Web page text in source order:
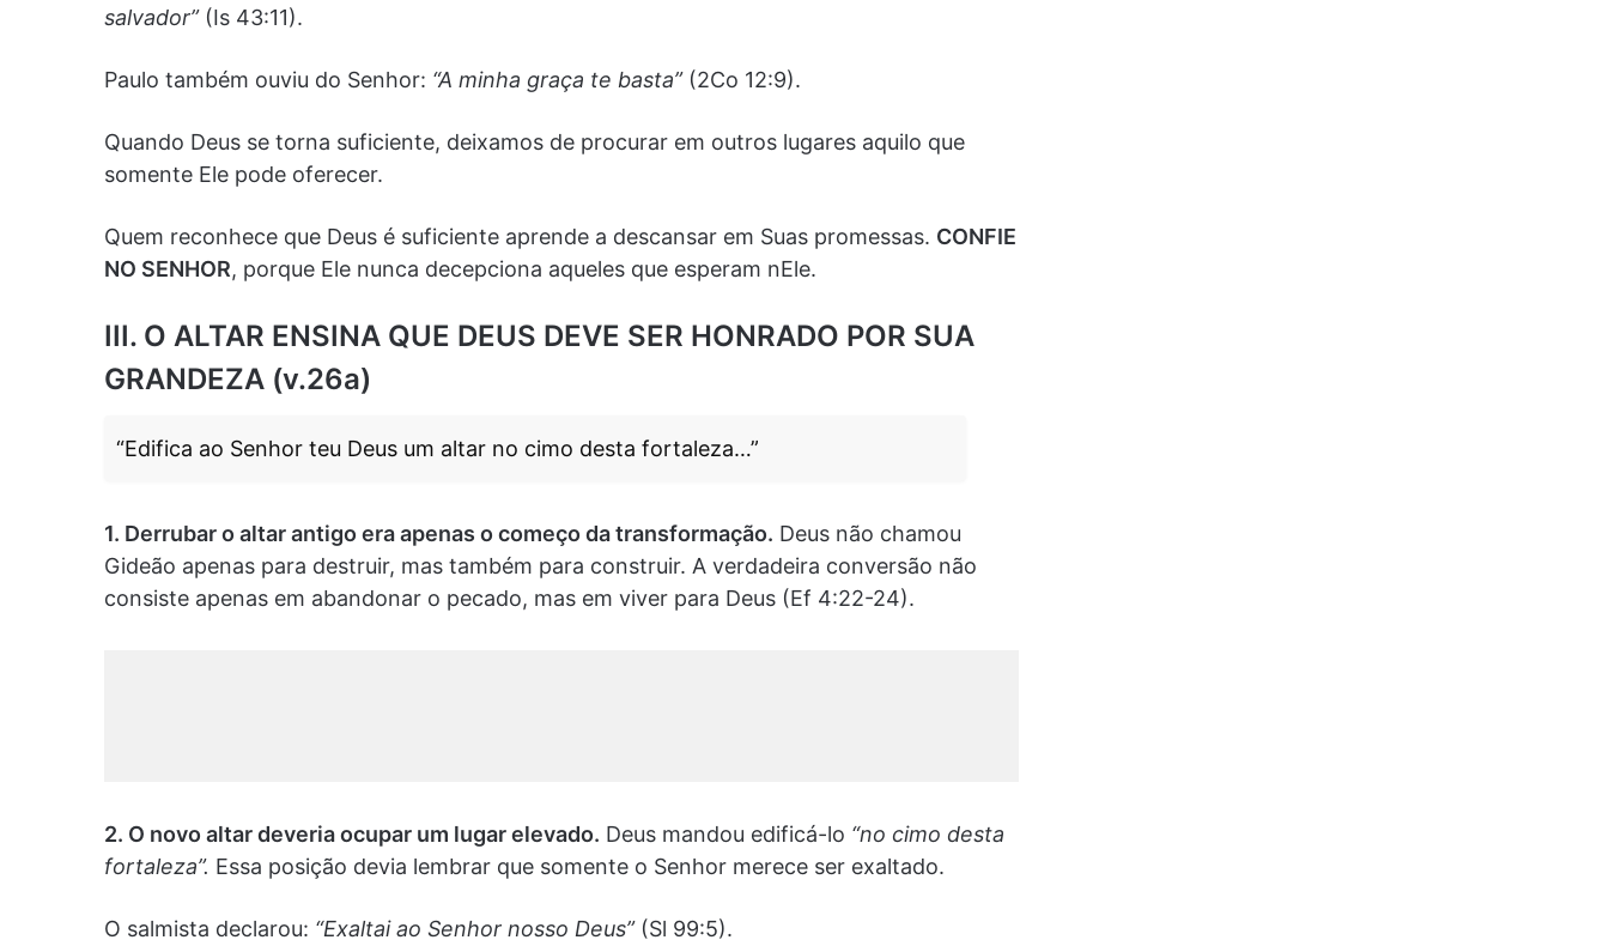
salvador”(Is 43:11).
Paulo também ouviu do Senhor: “A minha graça te basta”(2Co 12:9).
Quando Deus se torna suficiente, deixamos de procurar em outros lugares aquilo que
somente Ele pode oferecer.
Quem reconhece que Deus é suficiente aprende a descansar em Suas promessas. CONFIE
NO SENHOR, porque Ele nunca decepciona aqueles que esperam nEle.
III. O ALTAR ENSINA QUE DEUS DEVE SER HONRADO POR SUA
GRANDEZA (v.26a)
“Edifica ao Senhor teu Deus um altar no cimo desta fortaleza…”
1. Derrubar o altar antigo era apenas o começo da transformação. Deus não chamou
Gideão apenas para destruir, mas também para construir. A verdadeira conversão não
consiste apenas em abandonar o pecado, mas em viver para Deus (Ef 4:22-24).
2. O novo altar deveria ocupar um lugar elevado. Deus mandou edificá-lo “no cimo desta
fortaleza”. Essa posição devia lembrar que somente o Senhor merece ser exaltado.
O salmista declarou: “Exaltai ao Senhor nosso Deus”(Sl 99:5).